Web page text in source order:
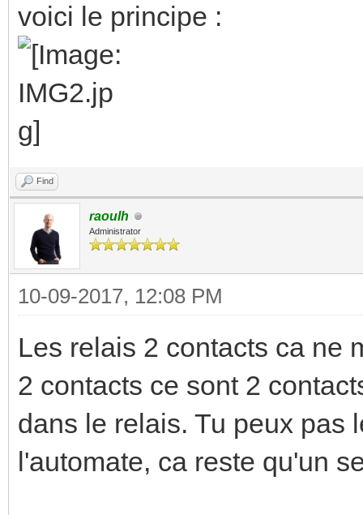
voici le principe :
Find
raoulh
Administrator
10-09-2017, 12:08 PM
Les relais 2 contacts ca ne
2 contacts ce sont 2
dans le relais. Tu peux pas
l'automate, ca reste qu'un